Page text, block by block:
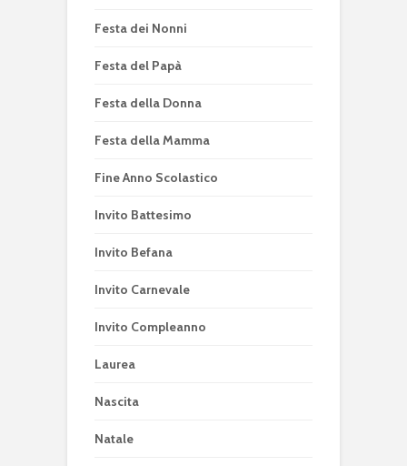
Festa dei Nonni
Festa del Papà
Festa della Donna
Festa della Mamma
Fine Anno Scolastico
Invito Battesimo
Invito Befana
Invito Carnevale
Invito Compleanno
Laurea
Nascita
Natale